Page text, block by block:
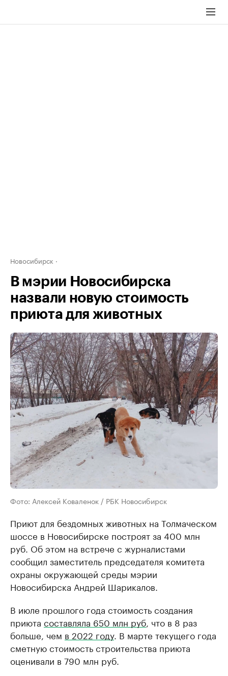
Новосибирск
В мэрии Новосибирска
назвали новую стоимость
приюта для животных
Фото: Алексей Коваленок / РБК Новосибирск
Приют для бездомных животных на Толмаческом
шоссе в Новосибирске построят за 400 млн
руб. Об этом на встрече с журналистами
сообщил заместитель председателя комитета
охраны окружающей среды мэрии
Новосибирска Андрей Шарикалов.
В июле прошлого года стоимость создания
приюта составляла 650 млн руб , что в 8 раз
больше, чем в 2022 году. В марте текущего года
сметную стоимость строительства приюта
оценивали в 790 млн руб.